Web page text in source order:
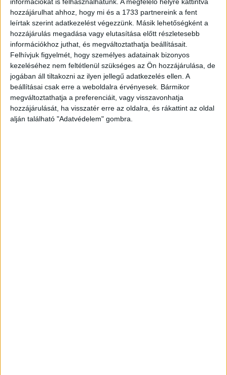
hozzájárulhat ahhoz, hogy mi és a 1733 partnereink a fent
leírtak szerint adatkezelést végezzünk. Másik lehetőségként a
hozzájárulás megadása vagy elutasítása előtt részletesebb
információkhoz juthat, és megváltoztathatja beállításait.
Felhívjuk figyelmét, hogy személyes adatainak bizonyos
kezeléséhez nem feltétlenül szükséges az Ön hozzájárulása, de
jogában áll tiltakozni az ilyen jellegű adatkezelés ellen. A
beállításai csak erre a weboldalra érvényesek. Bármikor
megváltoztathatja a preferenciáit, vagy visszavonhatja
hozzájárulását, ha visszatér erre az oldalra, és rákattint az oldal
alján található "Adatvédelem" gombra.
results